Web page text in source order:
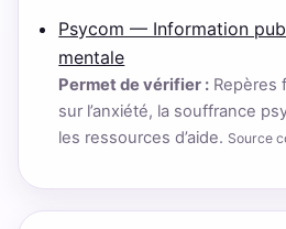
Psycom — Information
mentale
Permet de vérifier : Repères
sur l’anxiété, la souffrance
les ressources d’aide. Source